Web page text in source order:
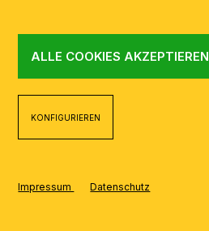
ALLE COOKIES AKZEPTIEREN
KONFIGURIEREN
Impressum Datenschutz